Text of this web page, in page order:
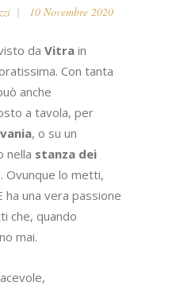
10 Novembre 2020
da Vitra in
Con tanta
anche
a tavola, per
, o su un
nella stanza dei
Ovunque lo metti,
ha una vera passione
che, quando
mai.